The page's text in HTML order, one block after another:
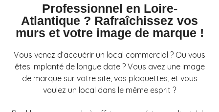
Professionnel en Loire-
Atlantique ? Rafraîchissez vos
murs et votre image de marque !
Vous venez d’acquérir un local commercial ? Ou vous
êtes implanté de longue date ? Vous avez une image
de marque sur votre site, vos plaquettes, et vous
voulez un local dans le même esprit ?